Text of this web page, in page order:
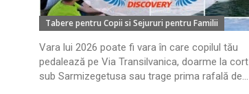
Tabere pentru Copii si Sejururi pentru Familii
Vara lui 2026 poate fi vara în care copilul tău
pedalează pe Via Transilvanica, doarme la cort
sub Sarmizegetusa sau trage prima rafală de...